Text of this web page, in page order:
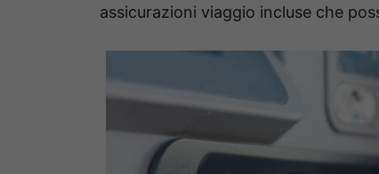
assicurazioni viaggio incluse che